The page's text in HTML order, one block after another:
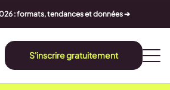
: formats, tendances et données ➔
S'inscrire gratuitement